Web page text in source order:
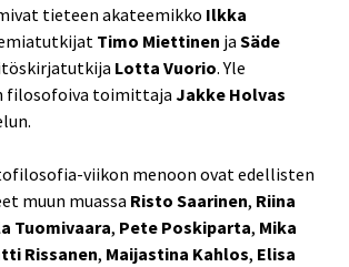
tieteen akateemikko Ilkka
Timo Miettinen ja Säde
Lotta Vuorio. Yle
filosofoiva toimittaja Jakke Holvas
viikon menoon ovat edellisten
muun muassa Risto Saarinen, Riina
Tuomivaara, Pete Poskiparta, Mika
Rissanen, Maijastina Kahlos, Elisa